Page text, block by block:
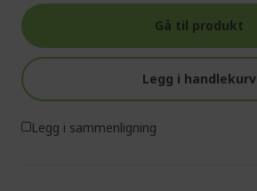
Gå til produkt
Legg i handlekurv
Legg i sammenligning